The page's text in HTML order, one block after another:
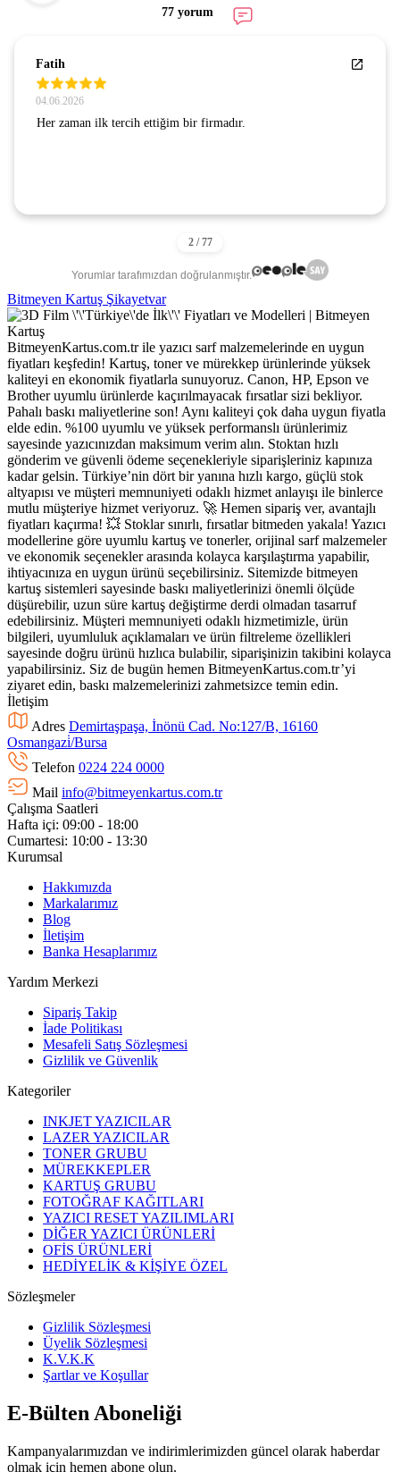
77 yorum
Fatih
04.06.2026
Her zaman ilk tercih ettiğim bir firmadır.
Yorumlar tarafımızdan doğrulanmıştır.
Bitmeyen Kartuş Şikayetvar
BitmeyenKartus.com.tr ile yazıcı sarf malzemelerinde en uygun
fiyatları keşfedin! Kartuş, toner ve mürekkep ürünlerinde yüksek
kaliteyi en ekonomik fiyatlarla sunuyoruz. Canon, HP, Epson ve
Brother uyumlu ürünlerde kaçırılmayacak fırsatlar sizi bekliyor.
Pahalı baskı maliyetlerine son! Aynı kaliteyi çok daha uygun fiyatla
elde edin. %100 uyumlu ve yüksek performanslı ürünlerimiz
sayesinde yazıcınızdan maksimum verim alın. Stoktan hızlı
gönderim ve güvenli ödeme seçenekleriyle siparişleriniz kapınıza
kadar gelsin. Türkiye’nin dört bir yanına hızlı kargo, güçlü stok
altyapısı ve müşteri memnuniyeti odaklı hizmet anlayışı ile binlerce
mutlu müşteriye hizmet veriyoruz. 🚀 Hemen sipariş ver, avantajlı
fiyatları kaçırma! 💥 Stoklar sınırlı, fırsatlar bitmeden yakala! Yazıcı
modellerine göre uyumlu kartuş ve tonerler, orijinal sarf malzemeler
ve ekonomik seçenekler arasında kolayca karşılaştırma yapabilir,
ihtiyacınıza en uygun ürünü seçebilirsiniz. Sitemizde bitmeyen
kartuş sistemleri sayesinde baskı maliyetlerinizi önemli ölçüde
düşürebilir, uzun süre kartuş değiştirme derdi olmadan tasarruf
edebilirsiniz. Müşteri memnuniyeti odaklı hizmetimizle, ürün
bilgileri, uyumluluk açıklamaları ve ürün filtreleme özellikleri
sayesinde doğru ürünü hızlıca bulabilir, siparişinizin takibini kolayca
yapabilirsiniz. Siz de bugün hemen BitmeyenKartus.com.tr’yi
ziyaret edin, baskı malzemelerinizi zahmetsizce temin edin.
İletişim
Adres Demirtaşpaşa, İnönü Cad. No:127/B, 16160
Osmangazi̇/Bursa
Telefon 0224 224 0000
Mail info@bitmeyenkartus.com.tr
Çalışma Saatleri
Hafta içi: 09:00 - 18:00
Cumartesi: 10:00 - 13:30
Kurumsal
Hakkımızda
Markalarımız
Blog
İletişim
Banka Hesaplarımız
Yardım Merkezi
Sipariş Takip
İade Politikası
Mesafeli Satış Sözleşmesi
Gizlilik ve Güvenlik
Kategoriler
INKJET YAZICILAR
LAZER YAZICILAR
TONER GRUBU
MÜREKKEPLER
KARTUŞ GRUBU
FOTOĞRAF KAĞITLARI
YAZICI RESET YAZILIMLARI
DİĞER YAZICI ÜRÜNLERİ
OFİS ÜRÜNLERİ
HEDİYELİK & KİŞİYE ÖZEL
Sözleşmeler
Gizlilik Sözleşmesi
Üyelik Sözleşmesi
K.V.K.K
Şartlar ve Koşullar
E-Bülten Aboneliği
Kampanyalarımızdan ve indirimlerimizden güncel olarak haberdar
olmak için hemen abone olun.